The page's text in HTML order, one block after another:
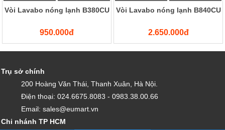
Vòi Lavabo nóng lạnh B380CU
950.000đ
Vòi Lavabo nóng lạnh B840CU
2.650.000đ
Trụ sở chính
200 Hoàng Văn Thái, Thanh Xuân, Hà Nội.
Điện thoại: 024.6675.8083 - 0983.38.00.66
Email: sales@eumart.vn
Chi nhánh TP HCM